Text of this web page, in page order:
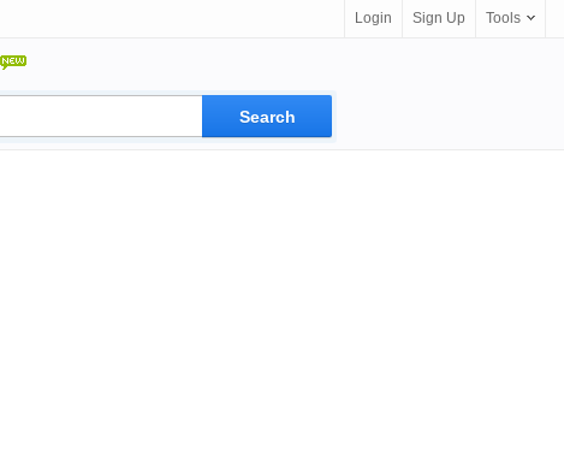
Login Sign Up Tools